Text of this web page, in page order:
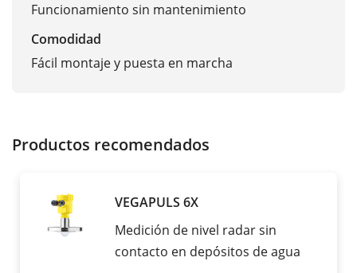
Funcionamiento sin mantenimiento
Comodidad
Fácil montaje y puesta en marcha
Productos recomendados
VEGAPULS 6X
Medición de nivel radar sin
contacto en depósitos de agua